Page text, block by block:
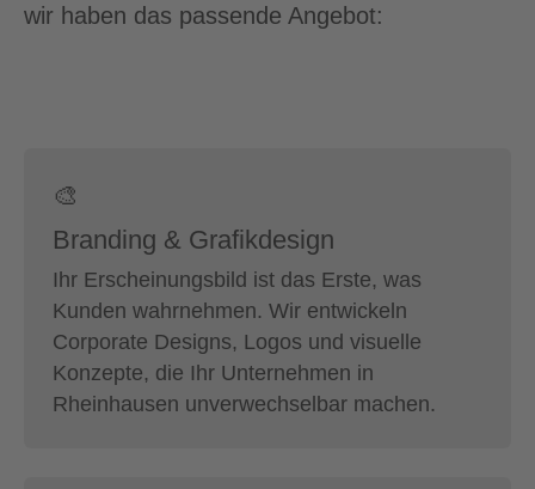
wir haben das passende Angebot:
🎨
Branding & Grafikdesign
Ihr Erscheinungsbild ist das Erste, was
Kunden wahrnehmen. Wir entwickeln
Corporate Designs, Logos und visuelle
Konzepte, die Ihr Unternehmen in
Rheinhausen unverwechselbar machen.